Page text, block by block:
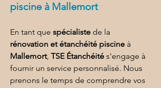
piscine à Mallemort
En tant que spécialiste de la
rénovation et étanchéité piscine à
Mallemort, TSE Étanchéité s'engage à
fournir un service personnalisé. Nous
prenons le temps de comprendre vos